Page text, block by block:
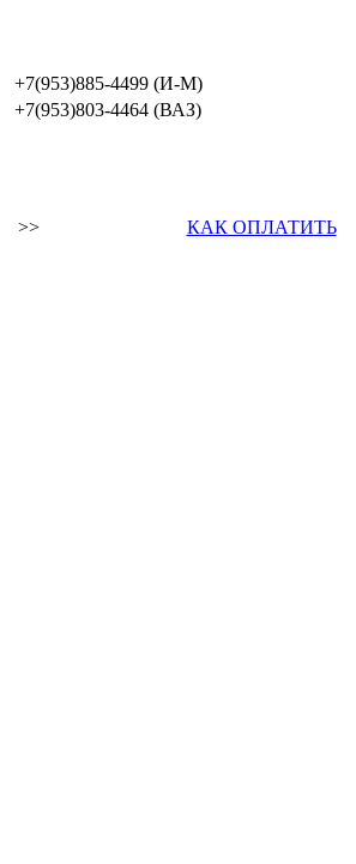
+7(953)885-4499 (И-М)
+7(953)803-4464 (ВАЗ)
>> КАК ОПЛАТИТЬ